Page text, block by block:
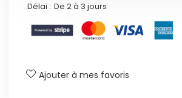
Délai : De 2 à 3 jours
Ajouter à mes favoris